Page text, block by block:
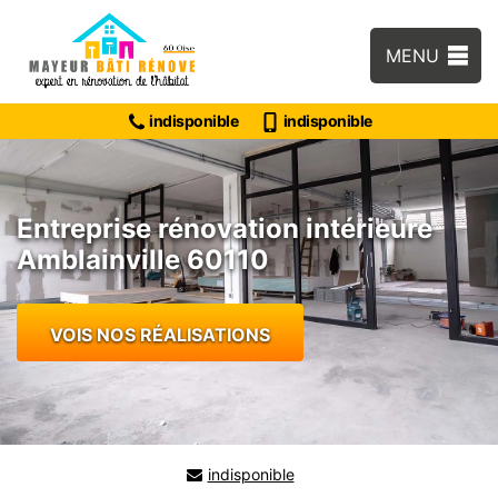
MENU
indisponible indisponible
Entreprise rénovation intérieure
Amblainville 60110
VOIS NOS RÉALISATIONS
indisponible